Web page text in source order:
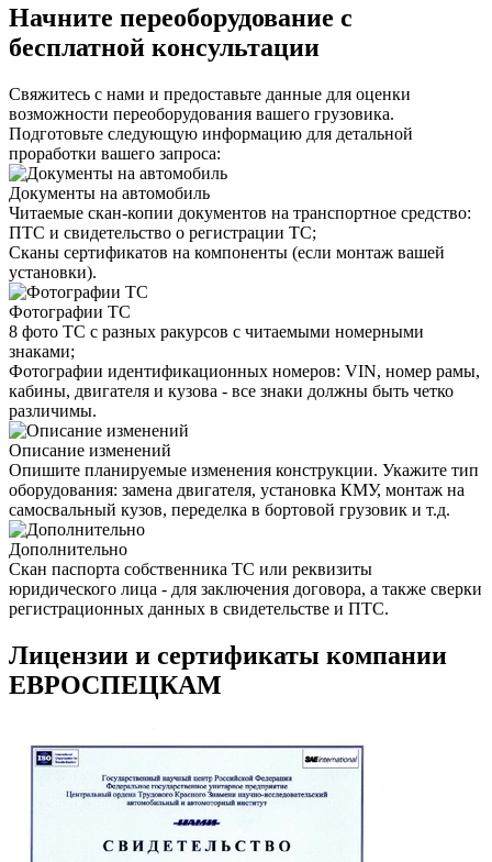
Начните переоборудование с
бесплатной консультации
Свяжитесь с нами и предоставьте данные для оценки
возможности переоборудования вашего грузовика.
Подготовьте следующую информацию для детальной
проработки вашего запроса:
Документы на автомобиль
Читаемые скан-копии документов на транспортное средство:
ПТС и свидетельство о регистрации ТС;
Сканы сертификатов на компоненты (если монтаж вашей
установки).
Фотографии ТС
8 фото ТС с разных ракурсов с читаемыми номерными
знаками;
Фотографии идентификационных номеров: VIN, номер рамы,
кабины, двигателя и кузова - все знаки должны быть четко
различимы.
Описание изменений
Опишите планируемые изменения конструкции. Укажите тип
оборудования: замена двигателя, установка КМУ, монтаж на
самосвальный кузов, переделка в бортовой грузовик и т.д.
Дополнительно
Скан паспорта собственника ТС или реквизиты
юридического лица - для заключения договора, а также сверки
регистрационных данных в свидетельстве и ПТС.
Лицензии и сертификаты компании
ЕВРОСПЕЦКАМ